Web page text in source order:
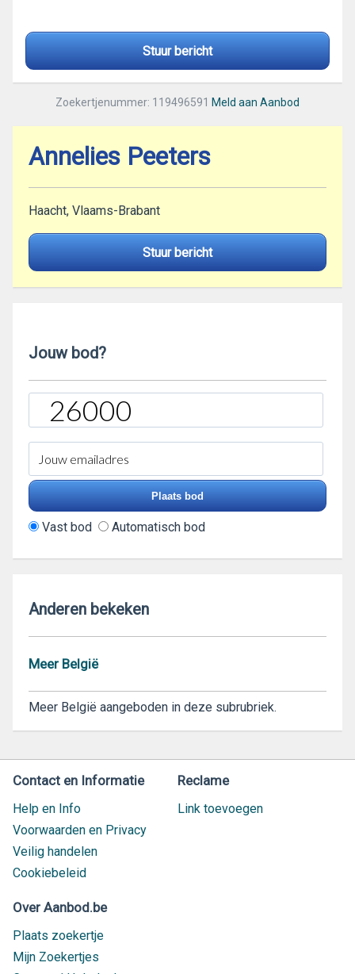
Stuur bericht
Zoekertjenummer: 119496591 Meld aan Aanbod
Annelies Peeters
Haacht, Vlaams-Brabant
Stuur bericht
Jouw bod?
Vast bod Automatisch bod
Anderen bekeken
Meer België
Meer België aangeboden in deze subrubriek.
Contact en Informatie
Help en Info
Voorwaarden en Privacy
Veilig handelen
Cookiebeleid
Reclame
Link toevoegen
Over Aanbod.be
Plaats zoekertje
Mijn Zoekertjes